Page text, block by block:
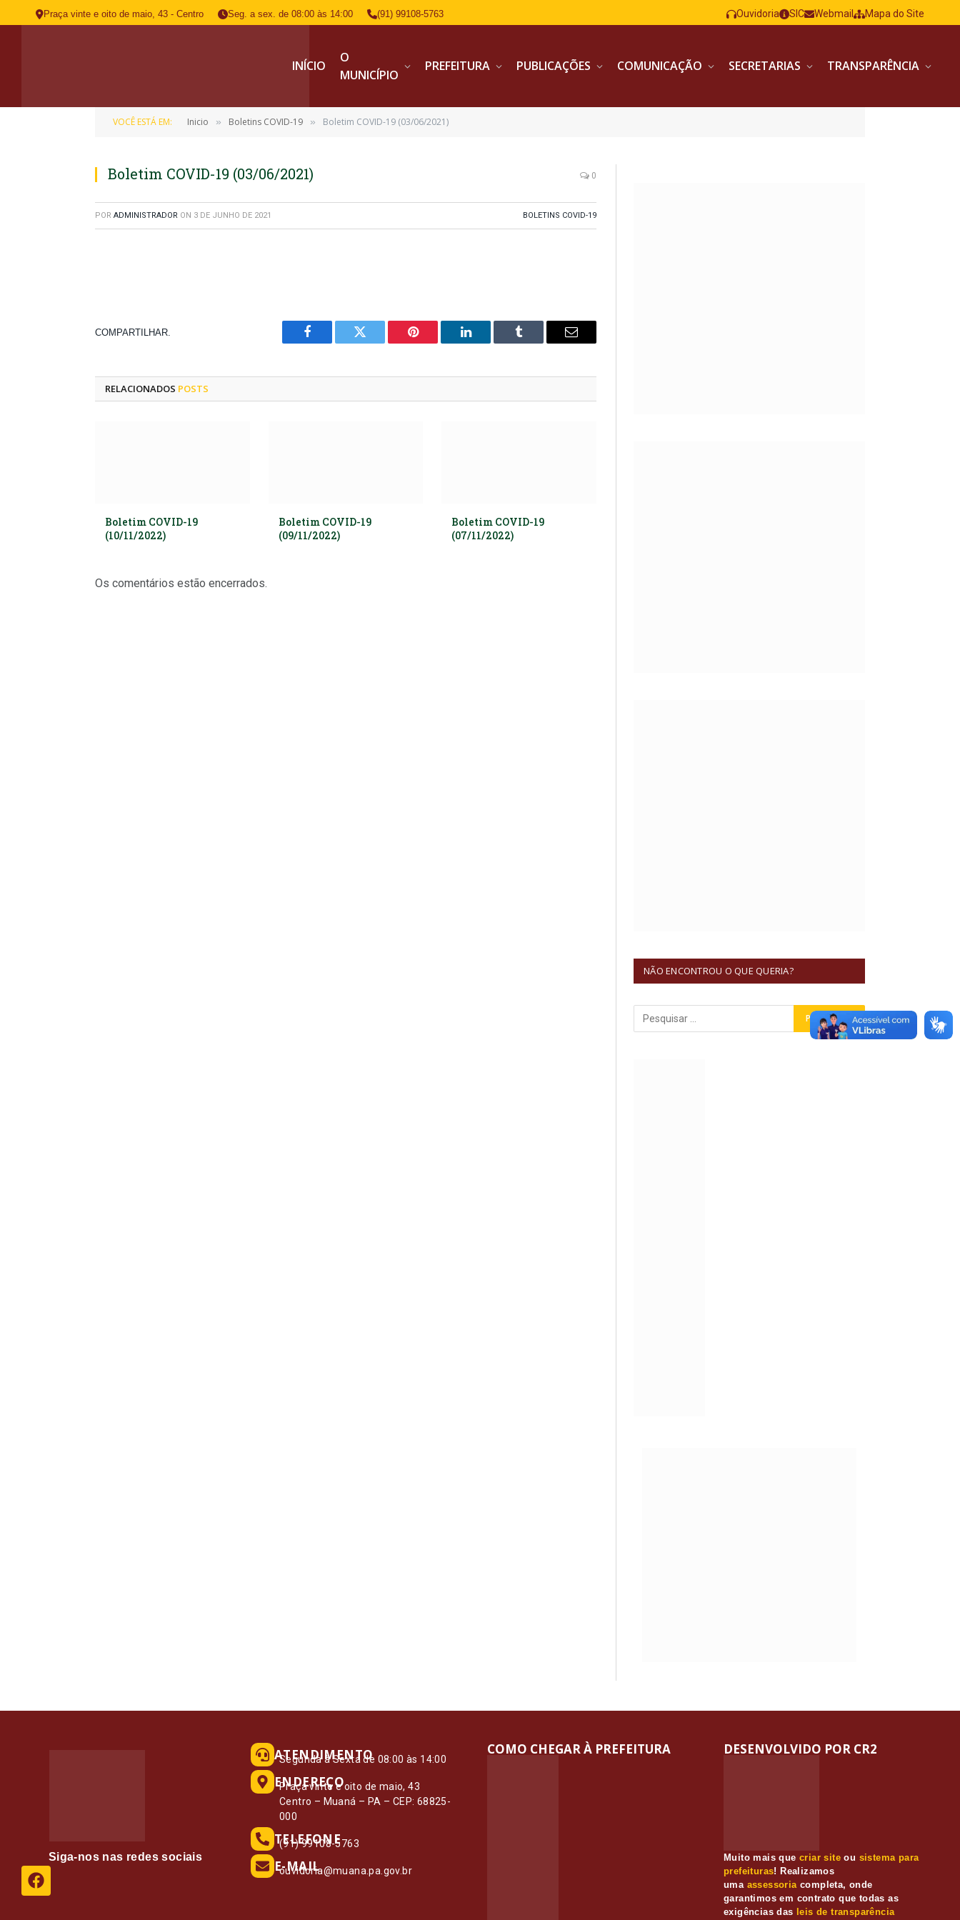
Praça vinte e oito de maio, 43 - Centro Seg. a sex. de 08:00 às 14:00 (91) 99108-5763 Ouvidoria SIC Webmail Mapa do Site
INÍCIO
O
MUNICÍPIO
PREFEITURA PUBLICAÇÕES COMUNICAÇÃO SECRETARIAS TRANSPARÊNCIA
VOCÊ ESTÁ EM: Inicio » Boletins COVID-19 » Boletim COVID-19 (03/06/2021)
Boletim COVID-19 (03/06/2021) 0
POR ADMINISTRADOR ON 3 DE JUNHO DE 2021 BOLETINS COVID-19
COMPARTILHAR.
Facebook Twitter Pinterest LinkedIn Tumblr
E-
RELACIONADOS POSTS
Boletim COVID-19
(10/11/2022)
Boletim COVID-19
(09/11/2022)
Boletim COVID-19
(07/11/2022)
Os comentários estão encerrados.
NÃO ENCONTROU O QUE QUERIA?
Siga-nos nas redes sociais
ATENDIMENTO
Segunda à Sexta de 08:00 às 14:00
ENDEREÇO
Praça vinte e oito de maio, 43
Centro – Muaná – PA – CEP: 68825-
000
TELEFONE
(91) 99108-5763
E-MAIL
ouvidoria@muana.pa.gov.br
COMO CHEGAR À PREFEITURA
Muito mais quecriar site ou sistema para
prefeituras! Realizamos
uma assessoriacompleta, onde
garantimos em contrato que todas as
exigências das leis de transparência
DESENVOLVIDO POR CR2